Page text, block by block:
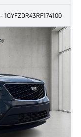
- 1GYFZDR43RF174100